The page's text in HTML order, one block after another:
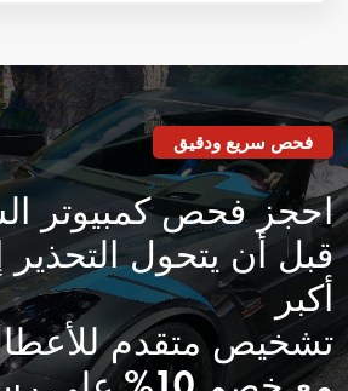
فحص سريع ودقيق
احجز فحص كمبيوتر
قبل أن يتحول
أكبر
تشخيص متقدم
مع خصم 10% على رسوم العمالة